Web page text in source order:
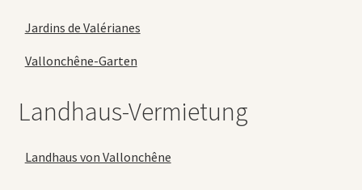
Jardins de Valérianes
Vallonchêne-Garten
Landhaus-Vermietung
Landhaus von Vallonchêne